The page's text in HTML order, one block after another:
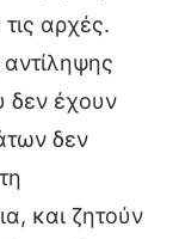
αρχές.
αντίληψης
δεν έχουν
δεν
και ζητούν